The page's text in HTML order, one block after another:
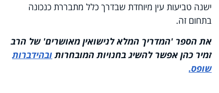
ישנה טביעות עין מיוחדת שבדרך כלל מתבררת כנכונה
בתחום זה.
את הספר 'המדריך המלא לנישואין מאושרים' של הרב
זמיר כהן אפשר להשיג בחנויות המובחרותובהידברות
שופס.